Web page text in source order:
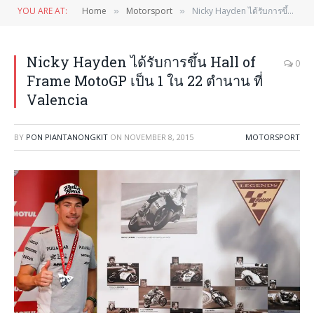
YOU ARE AT: Home » Motorsport » Nicky Hayden ได้รับการขึ้น Hall of Frame MotoGP เป็น 1 ใน 22 ตำนาน ที่ Valencia
Nicky Hayden ได้รับการขึ้น Hall of
Frame MotoGP เป็น 1 ใน 22 ตำนาน ที่
Valencia
0
BY PON PIANTANONGKIT ON NOVEMBER 8, 2015 MOTORSPORT